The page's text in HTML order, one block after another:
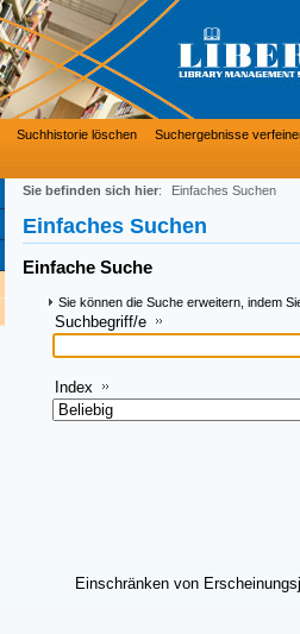
Suchhistorie löschen Suchergebnisse
Sie befinden sich hier: Einfaches Suchen
Einfaches Suchen
Einfache Suche
Sie können die Suche erweitern, indem
Suchbegriff/e
Index
Einschränken von